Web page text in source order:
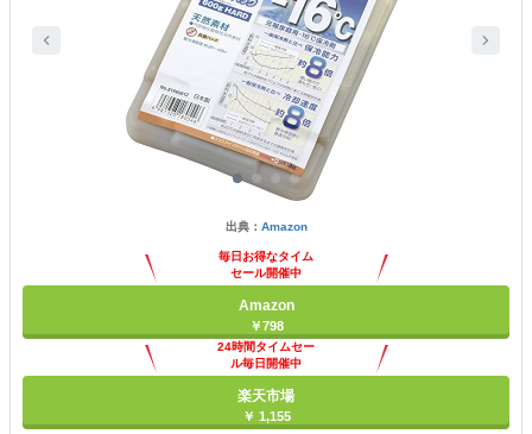
出典： Amazon
毎日お得なタイム
セール開催中
Amazon
￥798
24時間タイムセー
ル毎日開催中
楽天市場
￥ 1,155